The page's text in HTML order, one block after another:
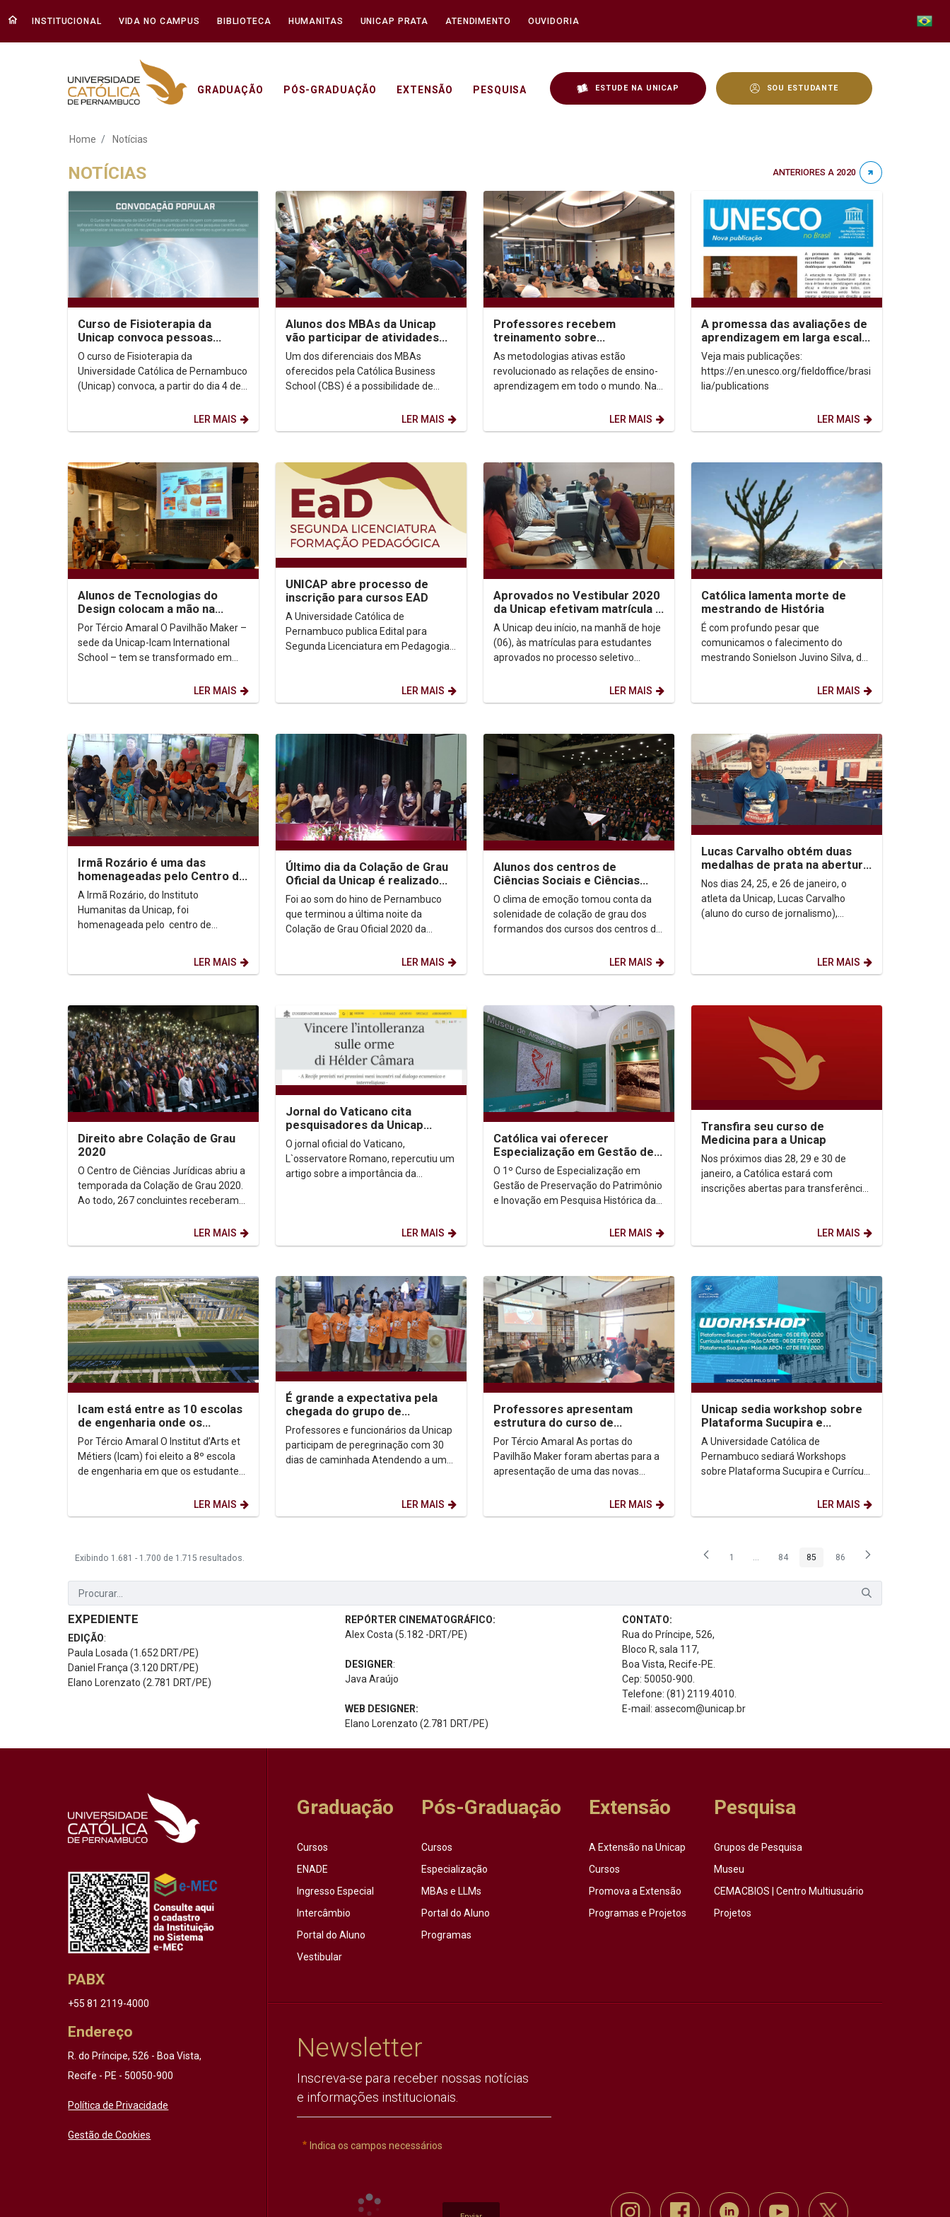
INSTITUCIONAL VIDA NO CAMPUS BIBLIOTECA HUMANITAS UNICAP PRATA ATENDIMENTO OUVIDORIA
GRADUAÇÃO PÓS-GRADUAÇÃO EXTENSÃO PESQUISA ESTUDE NA UNICAP SOU ESTUDANTE
Notícias - Unicap
Home Notícias
NOTÍCIAS ANTERIORES A 2020
Curso de Fisioterapia da
Unicap convoca pessoas
vítimas de AVC para participar
de pesquisa...
O curso de Fisioterapia da
Universidade Católica de Pernambuco
(Unicap) convoca, a partir do dia 4 de
LER MAIS
Alunos dos MBAs da Unicap
vão participar de atividades
em Portugal
Um dos diferenciais dos MBAs
oferecidos pela Católica Business
School (CBS) é a possibilidade de
LER MAIS
Professores recebem
treinamento sobre
metodologia Problem Based
Learning (PBL)
As metodologias ativas estão
revolucionado as relações de ensino-
aprendizagem em todo o mundo. Na
LER MAIS
A promessa das avaliações de
aprendizagem em larga escala:
reconhecer os limites para
desbloquear...
Veja mais publicações:
https://en.unesco.org/fieldoffice/brasi
lia/publications
LER MAIS
Alunos de Tecnologias do
Design colocam a mão na
massa e criam seus próprios
móveis
Por Tércio Amaral O Pavilhão Maker –
sede da Unicap-Icam International
School – tem se transformado em
LER MAIS
UNICAP abre processo de
inscrição para cursos EAD
A Universidade Católica de
Pernambuco publica Edital para
Segunda Licenciatura em Pedagogia
LER MAIS
Aprovados no Vestibular 2020
da Unicap efetivam matrícula e
vivem a expectativa pelo início
das aula
A Unicap deu início, na manhã de hoje
(06), às matrículas para estudantes
aprovados no processo seletivo
LER MAIS
Católica lamenta morte de
mestrando de História
É com profundo pesar que
comunicamos o falecimento do
mestrando Sonielson Juvino Silva, do
História - PPGH, ocorrido ontem...
LER MAIS
Irmã Rozário é uma das
homenageadas pelo Centro de
Referência Clarice Lispector
A Irmã Rozário, do Instituto
Humanitas da Unicap, foi
homenageada pelo centro de
LER MAIS
Último dia da Colação de Grau
Oficial da Unicap é realizado
com cursos do Centro de
Ciências...
Foi ao som do hino de Pernambuco
que terminou a última noite da
Colação de Grau Oficial 2020 da
Pernambuco. A solenidade
aconteceu...
LER MAIS
Alunos dos centros de
Ciências Sociais e Ciências
Biológicas e Saúde participam
da segunda noite...
O clima de emoção tomou conta da
solenidade de colação de grau dos
formandos dos cursos dos centros de
LER MAIS
Lucas Carvalho obtém duas
medalhas de prata na abertura
do circuito mundial paralímpico
Nos dias 24, 25, e 26 de janeiro, o
atleta da Unicap, Lucas Carvalho
(aluno do curso de jornalismo),
LER MAIS
Direito abre Colação de Grau
2020
O Centro de Ciências Jurídicas abriu a
temporada da Colação de Grau 2020.
Ao todo, 267 concluintes receberam
reconhecidos e assinados...LER MAIS
Jornal do Vaticano cita
pesquisadores da Unicap
como referências em diálogo
inter-religioso
O jornal oficial do Vaticano,
L`osservatore Romano, repercutiu um
artigo sobre a importância da
LER MAIS
Católica vai oferecer
Especialização em Gestão de
Preservação do Patrimônio
Histórico
O 1º Curso de Especialização em
Gestão de Preservação do Patrimônio
e Inovação em Pesquisa Histórica da
LER MAIS
Transfira seu curso de
Medicina para a Unicap
Nos próximos dias 28, 29 e 30 de
janeiro, a Católica estará com
inscrições abertas para transferência
LER MAIS
Icam está entre as 10 escolas
de engenharia onde os
estudantes são mais felizes
Por Tércio Amaral O Institut d’Arts et
Métiers (Icam) foi eleito a 8º escola
de engenharia em que os estudantes
LER MAIS
É grande a expectativa pela
chegada do grupo de
peregrinas e peregrinos da
Unicap
Professores e funcionários da Unicap
participam de peregrinação com 30
dias de caminhada Atendendo a uma
LER MAIS
Professores apresentam
estrutura do curso de
Engenharia da Complexidade
Por Tércio Amaral As portas do
Pavilhão Maker foram abertas para a
apresentação de uma das novas
LER MAIS
Unicap sedia workshop sobre
Plataforma Sucupira e
Currículo Lattes em fevereiro
A Universidade Católica de
Pernambuco sediará Workshops
sobre Plataforma Sucupira e Currículo
Clemilson Marques Batista,...LER MAIS
Exibindo 1.681 - 1.700 de 1.715 resultados. Página
1 ...Páginas intermediárias Usar ABA para navegar.
Página
84 Página
85 Página
86
EXPEDIENTE
EDIÇÃO:
Paula Losada (1.652 DRT/PE)
Daniel França (3.120 DRT/PE)
Elano Lorenzato (2.781 DRT/PE)
REPÓRTER CINEMATOGRÁFICO:
Alex Costa (5.182 -DRT/PE)
DESIGNER:
Java Araújo
WEB DESIGNER:
Elano Lorenzato (2.781 DRT/PE)
CONTATO:
Rua do Príncipe, 526,
Bloco R, sala 117,
Boa Vista, Recife-PE.
Cep: 50050-900.
Telefone: (81) 2119.4010.
E-mail: assecom@unicap.br
PABX
+55 81 2119-4000
Endereço
R. do Príncipe, 526 - Boa Vista,
Recife - PE - 50050-900
Política de Privacidade
Gestão de Cookies
Graduação
Cursos
ENADE
Ingresso Especial
Intercâmbio
Portal do Aluno
Vestibular
Pós-Graduação
Cursos
Especialização
MBAs e LLMs
Portal do Aluno
Programas
Extensão
A Extensão na Unicap
Cursos
Promova a Extensão
Programas e Projetos
Pesquisa
Grupos de Pesquisa
Museu
CEMACBIOS | Centro Multiusuário
Projetos
Newsletter
Inscreva-se para receber nossas notícias
e informações institucionais.
Indica os campos necessários